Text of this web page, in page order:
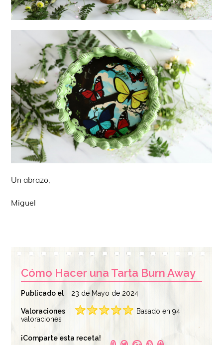
Un abrazo,
Miguel
Cómo Hacer una Tarta Burn Away
Publicado el 23 de Mayo de 2024
Valoraciones
Basado en 94
valoraciones
¡Comparte esta receta!